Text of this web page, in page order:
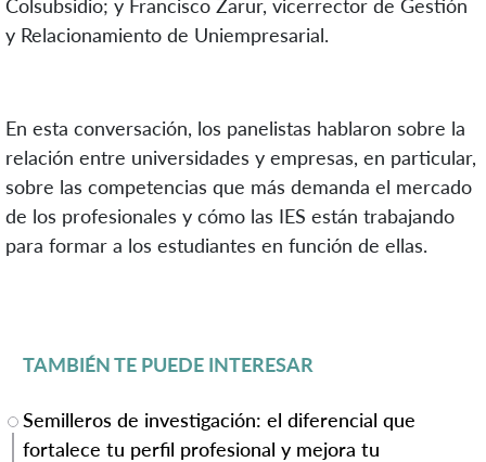
Colsubsidio; y Francisco Zarur, vicerrector de Gestión
y Relacionamiento de Uniempresarial.
En esta conversación, los panelistas hablaron sobre la
relación entre universidades y empresas, en particular,
sobre las competencias que más demanda el mercado
de los profesionales y cómo las IES están trabajando
para formar a los estudiantes en función de ellas.
TAMBIÉN TE PUEDE INTERESAR
Semilleros de investigación: el diferencial que
fortalece tu perfil profesional y mejora tu